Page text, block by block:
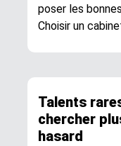
poser les
Choisir un
Talents
chercher
hasard